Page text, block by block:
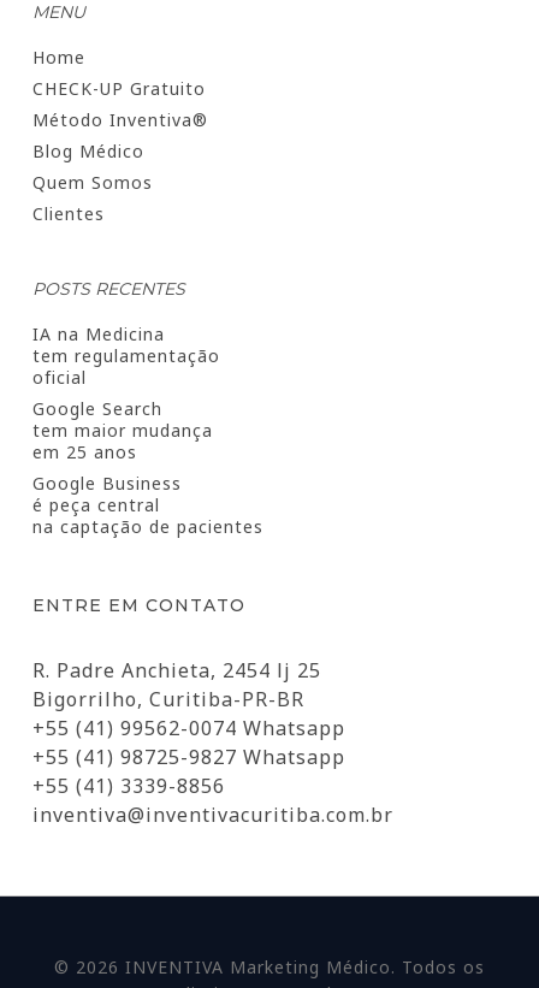
MENU
Home
CHECK-UP Gratuito
Método Inventiva®
Blog Médico
Quem Somos
Clientes
POSTS RECENTES
IA na Medicina
tem regulamentação
oficial
Google Search
tem maior mudança
em 25 anos
Google Business
é peça central
na captação de pacientes
ENTRE EM CONTATO
R. Padre Anchieta, 2454 lj 25
Bigorrilho, Curitiba-PR-BR
+55 (41) 99562-0074 Whatsapp
+55 (41) 98725-9827 Whatsapp
+55 (41) 3339-8856
inventiva@inventivacuritiba.com.br
© 2026 INVENTIVA Marketing Médico. Todos os